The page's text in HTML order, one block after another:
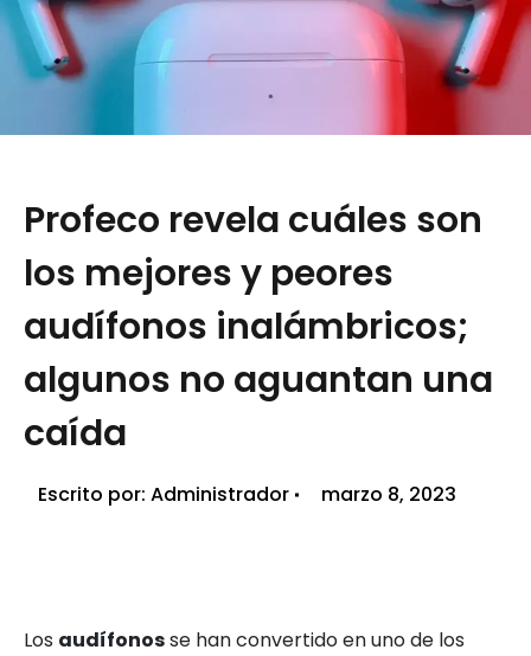
Profeco revela cuáles son
los mejores y peores
audífonos inalámbricos;
algunos no aguantan una
caída
Escrito por: Administrador marzo 8, 2023
Los audífonosse han convertido en uno de los